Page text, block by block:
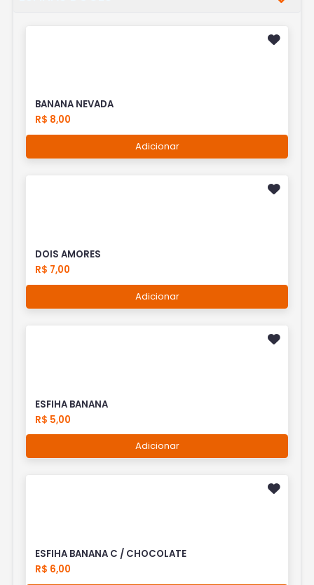
BANANA NEVADA
R$ 8,00
Adicionar
DOIS AMORES
R$ 7,00
Adicionar
ESFIHA BANANA
R$ 5,00
Adicionar
ESFIHA BANANA C / CHOCOLATE
R$ 6,00